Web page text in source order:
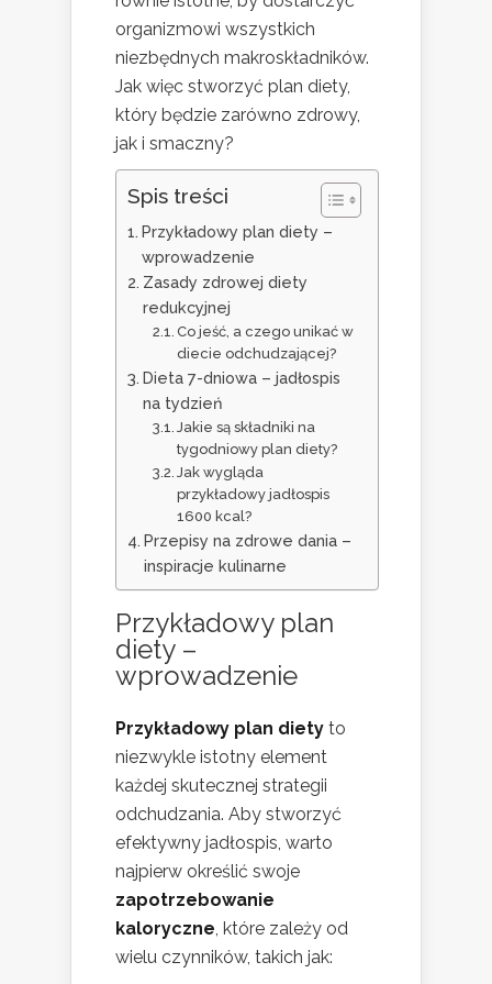
organizmowi wszystkich
niezbędnych makroskładników.
Jak więc stworzyć plan diety,
który będzie zarówno zdrowy,
jak i smaczny?
Spis treści
Przykładowy plan diety –
wprowadzenie
Zasady zdrowej diety
redukcyjnej
Co jeść, a czego unikać w
diecie odchudzającej?
Dieta 7-dniowa – jadłospis
na tydzień
Jakie są składniki na
tygodniowy plan diety?
Jak wygląda
przykładowy jadłospis
1600 kcal?
Przepisy na zdrowe dania –
inspiracje kulinarne
Przykładowy plan
diety –
wprowadzenie
Przykładowy plan diety to
niezwykle istotny element
każdej skutecznej strategii
odchudzania. Aby stworzyć
efektywny jadłospis, warto
najpierw określić swoje
zapotrzebowanie
kaloryczne, które zależy od
wielu czynników, takich jak: